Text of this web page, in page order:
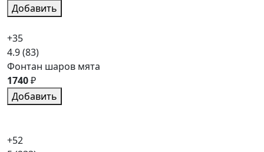
Добавить
+35
4.9(83)
Фонтан шаров мята
1740₽
Добавить
+52